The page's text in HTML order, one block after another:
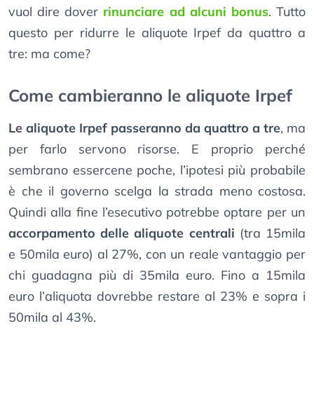
vuol dire dover rinunciare ad alcuni bonus. Tutto
questo per ridurre le aliquote Irpef da quattro a
tre: ma come?
Come cambieranno le aliquote Irpef
Le aliquote Irpef passeranno da quattro a tre, ma
per farlo servono risorse. E proprio perché
sembrano essercene poche, l’ipotesi più probabile
è che il governo scelga la strada meno costosa.
Quindi alla fine l’esecutivo potrebbe optare per un
accorpamento delle aliquote centrali (tra 15mila
e 50mila euro) al 27%, con un reale vantaggio per
chi guadagna più di 35mila euro. Fino a 15mila
euro l’aliquota dovrebbe restare al 23% e sopra i
50mila al 43%.